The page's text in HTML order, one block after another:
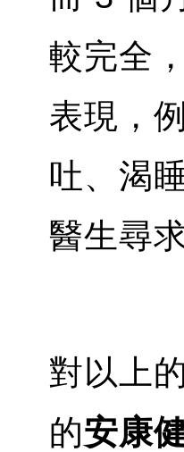
較完全
表現，
吐、渴
醫生尋
對以上
的安康